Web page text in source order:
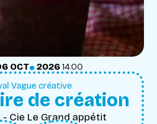
OCTOBRE
OCT.2026 14:00
Vague créative
de création
- Cie Le Grand appétit